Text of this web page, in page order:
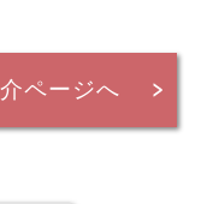
ページへ